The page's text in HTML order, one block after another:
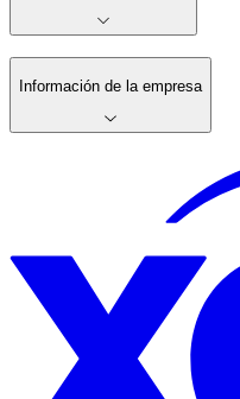
Información de la empresa